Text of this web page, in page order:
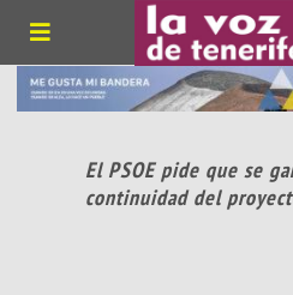
El PSOE pide que se
continuidad del